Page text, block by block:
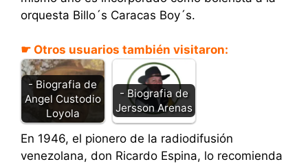
orquesta Billo´s Caracas Boy´s.
☛ Otros usuarios también visitaron:
- Biografia de
Angel Custodio
Loyola
- Biografia de
Jersson Arenas
En 1946, el pionero de la radiodifusión
venezolana, don Ricardo Espina, lo recomienda